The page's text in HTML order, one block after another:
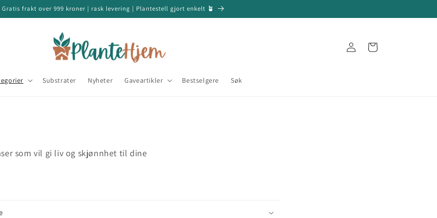
Gratis frakt over 999 kroner | rask levering | Plantestell gjort enkelt 🪴
Substrater Nyheter Gaveartikler Bestselgere Søk
inn
Handlekurv
som vil gi liv og skjønnhet til dine